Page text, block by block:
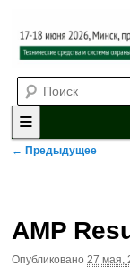
XII
форум
систем охраны,
20
Главное меню
Перейти к
Перейти к
Навигация по
← Предыдущее
AMP
Опубликовано 27 мая,